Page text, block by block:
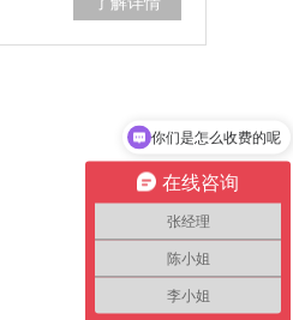
在线咨询
张经理
陈小姐
李小姐
你们是怎么收费的呢